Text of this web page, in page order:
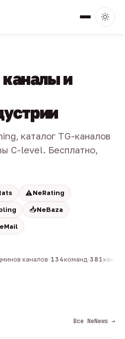
и
каталог TG-каналов
C-level. Бесплатно,
⚠️NeRating
📥NeBaza
каналов·134команд·381
Все NeNews →